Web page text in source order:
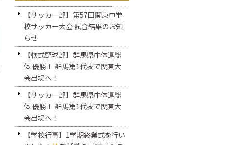
【サッカー部】第57回関東中学
校サッカー大会 試合結果のお知
らせ
【軟式野球部】群馬県中体連総
体 優勝！ 群馬第1代表で関東大
会出場へ！
【サッカー部】群馬県中体連総
体 優勝！ 群馬第1代表で関東大
会出場へ！
【学校行事】1学期終業式を行い